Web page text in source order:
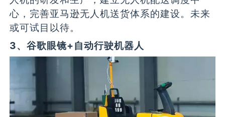
心，完善亚马逊无人机送货体系的建设。未来
或可试目以待。
3、谷歌眼镜+自动行驶机器人